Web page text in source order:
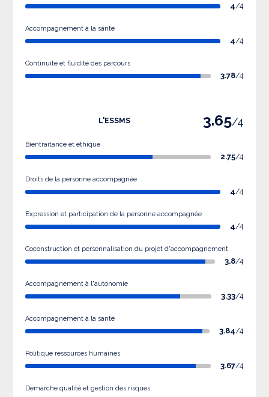
4/4
Accompagnement à la santé
4/4
Continuité et fluidité des parcours
3.78/4
L'ESSMS 3.65/4
Bientraitance et éthique
2.75/4
Droits de la personne accompagnée
4/4
Expression et participation de la personne accompagnée
4/4
Coconstruction et personnalisation du projet d'accompagnement
3.8/4
Accompagnement à l'autonomie
3.33/4
Accompagnement à la santé
3.84/4
Politique ressources humaines
3.67/4
Démarche qualité et gestion des risques